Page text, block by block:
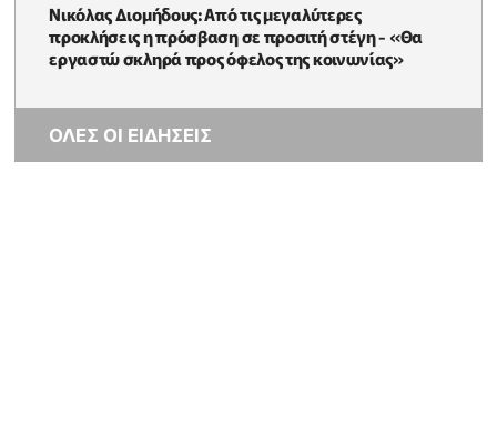
Νικόλας Διομήδους: Από τις μεγαλύτερες
προκλήσεις η πρόσβαση σε προσιτή στέγη - «Θα
εργαστώ σκληρά προς όφελος της κοινωνίας»
ΟΛΕΣ ΟΙ ΕΙΔΗΣΕΙΣ